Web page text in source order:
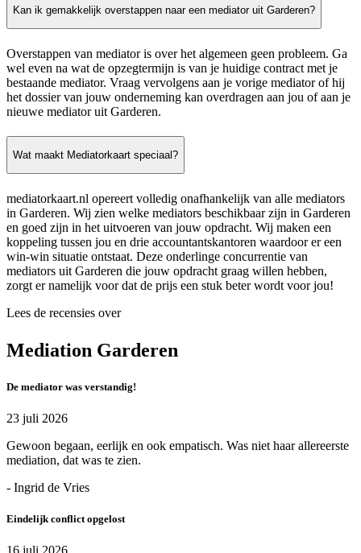
Kan ik gemakkelijk overstappen naar een mediator uit Garderen?
Overstappen van mediator is over het algemeen geen probleem. Ga
wel even na wat de opzegtermijn is van je huidige contract met je
bestaande mediator. Vraag vervolgens aan je vorige mediator of hij
het dossier van jouw onderneming kan overdragen aan jou of aan je
nieuwe mediator uit Garderen.
Wat maakt Mediatorkaart speciaal?
mediatorkaart.nl opereert volledig onafhankelijk van alle mediators
in Garderen. Wij zien welke mediators beschikbaar zijn in Garderen
en goed zijn in het uitvoeren van jouw opdracht. Wij maken een
koppeling tussen jou en drie accountantskantoren waardoor er een
win-win situatie ontstaat. Deze onderlinge concurrentie van
mediators uit Garderen die jouw opdracht graag willen hebben,
zorgt er namelijk voor dat de prijs een stuk beter wordt voor jou!
Lees de recensies over
Mediation Garderen
De mediator was verstandig!
23 juli 2026
Gewoon begaan, eerlijk en ook empatisch. Was niet haar allereerste
mediation, dat was te zien.
- Ingrid de Vries
Eindelijk conflict opgelost